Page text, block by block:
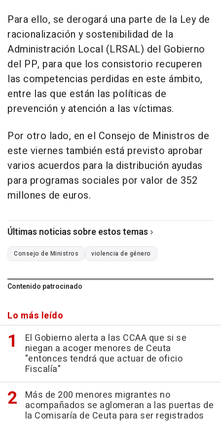
Para ello, se derogará una parte de la Ley de
racionalización y sostenibilidad de la
Administración Local (LRSAL) del Gobierno
del PP, para que los consistorio recuperen
las competencias perdidas en este ámbito,
entre las que están las políticas de
prevención y atención a las víctimas.
Por otro lado, en el Consejo de Ministros de
este viernes también está previsto aprobar
varios acuerdos para la distribución ayudas
para programas sociales por valor de 352
millones de euros.
Últimas noticias sobre estos temas
Consejo de Ministros violencia de género
Contenido patrocinado
Lo más leído
El Gobierno alerta a las CCAA que si se
niegan a acoger menores de Ceuta
"entonces tendrá que actuar de oficio
Fiscalía"
Más de 200 menores migrantes no
acompañados se aglomeran a las puertas de
la Comisaría de Ceuta para ser registrados